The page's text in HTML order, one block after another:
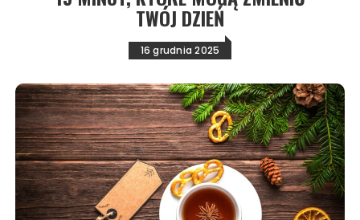
TWÓJ DZIEŃ
16 grudnia 2025